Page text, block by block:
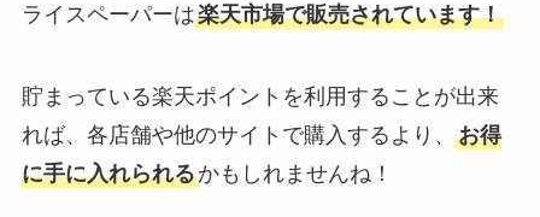
ライスペーパーは楽天市場で販売されています！
貯まっている楽天ポイントを利用することが出来
れば、各店舗や他のサイトで購入するより、 お得
に手に入れられるかもしれませんね！